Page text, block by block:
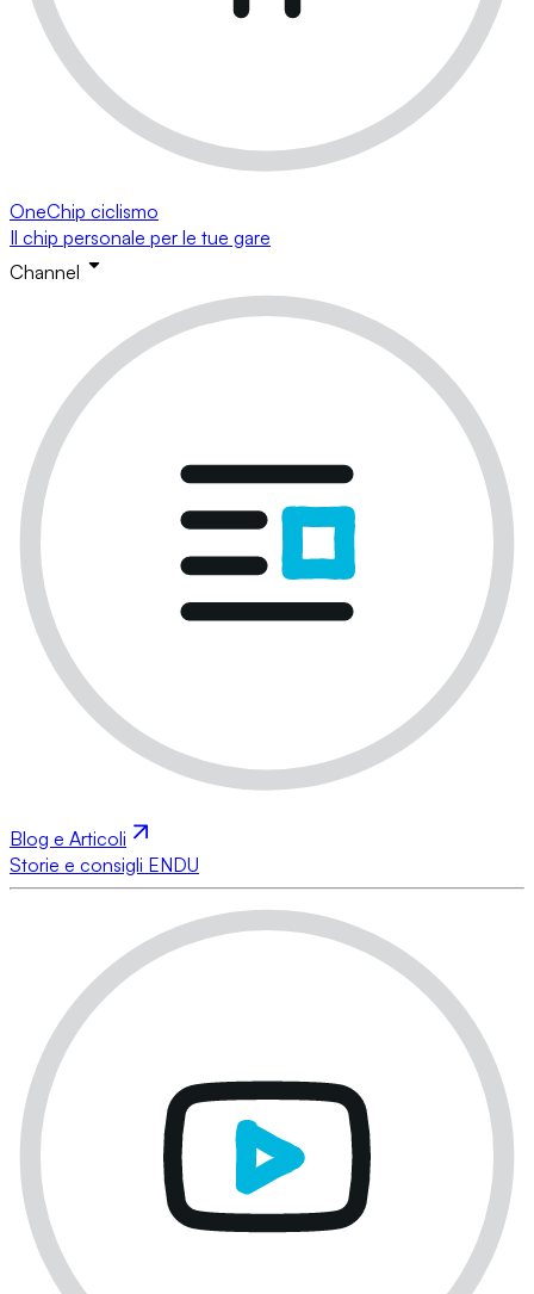
OneChip ciclismo
Il chip personale per le tue gare
Channel
Blog e Articoli
Storie e consigli ENDU